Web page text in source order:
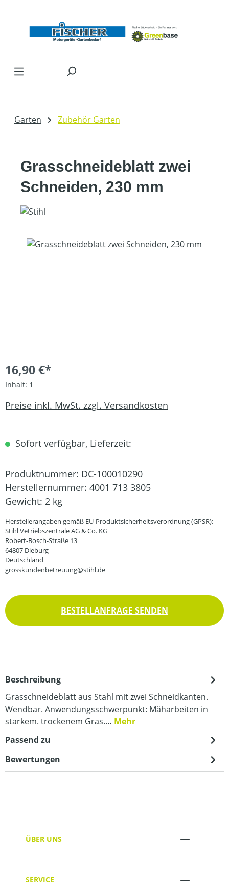
Garten Zubehör Garten
Grasschneideblatt zwei
Schneiden, 230 mm
Bildergalerie überspringen
16,90 €*
Inhalt: 1
Preise inkl. MwSt. zzgl. Versandkosten
Sofort verfügbar, Lieferzeit:
Produktnummer: DC-100010290
Herstellernummer: 4001 713 3805
Gewicht: 2 kg
Herstellerangaben gemäß EU-Produktsicherheitsverordnung (GPSR):
Stihl Vetriebszentrale AG & Co. KG
Robert-Bosch-Straße 13
64807 Dieburg
Deutschland
grosskundenbetreuung@stihl.de
BESTELLANFRAGE SENDEN
Beschreibung
Grasschneideblatt aus Stahl mit zwei Schneidkanten.
Wendbar. Anwendungsschwerpunkt: Mäharbeiten in
starkem. trockenem Gras.… Mehr
Passend zu
Bewertungen
ÜBER UNS
SERVICE